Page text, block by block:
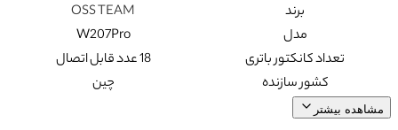
برند
OSS TEAM
مدل
W207Pro
تعداد کانکتور باتری
18 عدد قابل اتصال
کشور سازنده
چین
مشاهده بیشتر